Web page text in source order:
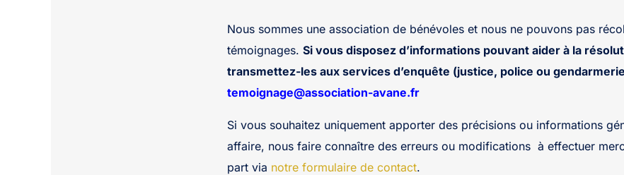
journaliste Contact
Nous sommes une association de bénévoles et nous ne pouvons pas
témoignages. Si vous disposez d’informations pouvant aider à la
transmettez-les aux services d’enquête (justice, police ou
temoignage@association-avane.fr
Si vous souhaitez uniquement apporter des précisions ou informations
affaire, nous faire connaître des erreurs ou modifications à effectuer
part via notre formulaire de contact.